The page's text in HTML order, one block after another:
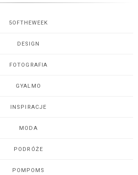
5OFTHEWEEK
DESIGN
FOTOGRAFIA
GYALMO
INSPIRACJE
MODA
PODRÓŻE
POMPOMS